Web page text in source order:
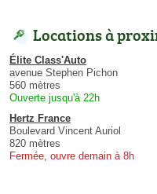
Locations à
Élite Class'Auto
avenue Stephen Pichon
560 mètres
Ouverte jusqu'à 22h
Hertz France
Boulevard Vincent Auriol
820 mètres
Fermée, ouvre demain à 8h